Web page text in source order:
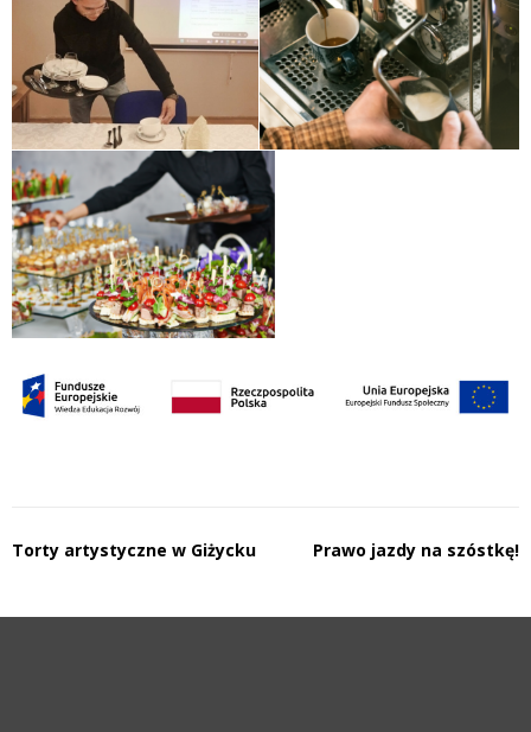
Nawigacja
Torty artystyczne w Giżycku Prawo jazdy na szóstkę!